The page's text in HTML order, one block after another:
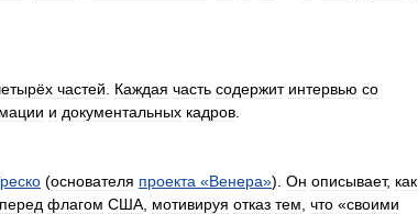
частей Каждая часть содержит интервью со
и документальных кадров
(основателя проекта «Венера»). Он описывает, как
перед флагом США мотивируя отказ тем что «своими